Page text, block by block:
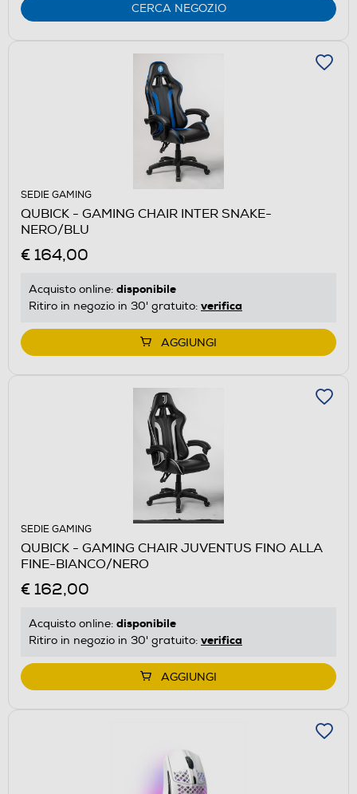
CERCA NEGOZIO
SEDIE GAMING
QUBICK - GAMING CHAIR INTER SNAKE-
NERO/BLU
€ 164,00
Acquisto online: disponibile
Ritiro in negozio in 30' gratuito: verifica
AGGIUNGI
SEDIE GAMING
QUBICK - GAMING CHAIR JUVENTUS FINO ALLA
FINE-BIANCO/NERO
€ 162,00
Acquisto online: disponibile
Ritiro in negozio in 30' gratuito: verifica
AGGIUNGI